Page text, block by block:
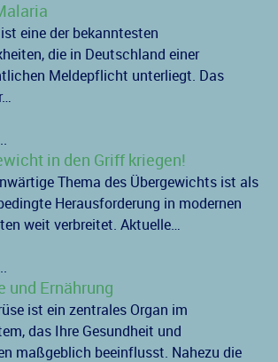
eine der bekanntesten
die in Deutschland einer
Meldepflicht unterliegt. Das
in den Griff kriegen!
Thema des Übergewichts ist als
Herausforderung in modernen
weit verbreitet. Aktuelle…
und Ernährung
ist ein zentrales Organ im
das Ihre Gesundheit und
maßgeblich beeinflusst. Nahezu die